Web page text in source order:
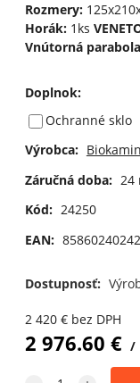
Rozmery:
Horák: 1ks
Vnútorná
Doplnok:
Ochranné sklo
Výrobca: Biokamin
Záručná doba: 24
Kód: 24250
EAN:
Dostupnosť:
2 420€ bez DPH
2 976.60 €